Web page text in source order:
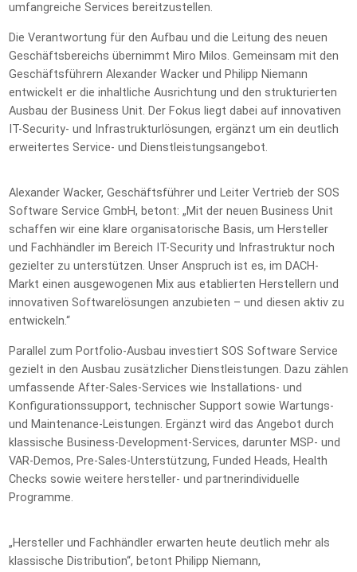
umfangreiche Services bereitzustellen.
Die Verantwortung für den Aufbau und die Leitung des neuen
Geschäftsbereichs übernimmt Miro Milos. Gemeinsam mit den
Geschäftsführern Alexander Wacker und Philipp Niemann
entwickelt er die inhaltliche Ausrichtung und den strukturierten
Ausbau der Business Unit. Der Fokus liegt dabei auf innovativen
IT-Security- und Infrastrukturlösungen, ergänzt um ein deutlich
erweitertes Service- und Dienstleistungsangebot.
Alexander Wacker, Geschäftsführer und Leiter Vertrieb der SOS
Software Service GmbH, betont: „Mit der neuen Business Unit
schaffen wir eine klare organisatorische Basis, um Hersteller
und Fachhändler im Bereich IT-Security und Infrastruktur noch
gezielter zu unterstützen. Unser Anspruch ist es, im DACH-
Markt einen ausgewogenen Mix aus etablierten Herstellern und
innovativen Softwarelösungen anzubieten – und diesen aktiv zu
entwickeln.“
Parallel zum Portfolio-Ausbau investiert SOS Software Service
gezielt in den Ausbau zusätzlicher Dienstleistungen. Dazu zählen
umfassende After-Sales-Services wie Installations- und
Konfigurationssupport, technischer Support sowie Wartungs-
und Maintenance-Leistungen. Ergänzt wird das Angebot durch
klassische Business-Development-Services, darunter MSP- und
VAR-Demos, Pre-Sales-Unterstützung, Funded Heads, Health
Checks sowie weitere hersteller- und partnerindividuelle
Programme.
„Hersteller und Fachhändler erwarten heute deutlich mehr als
klassische Distribution“, betont Philipp Niemann,